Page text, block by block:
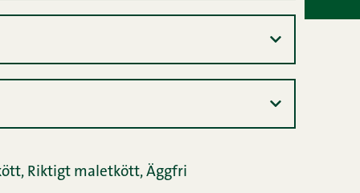
Riktigt maletkött, Äggfri